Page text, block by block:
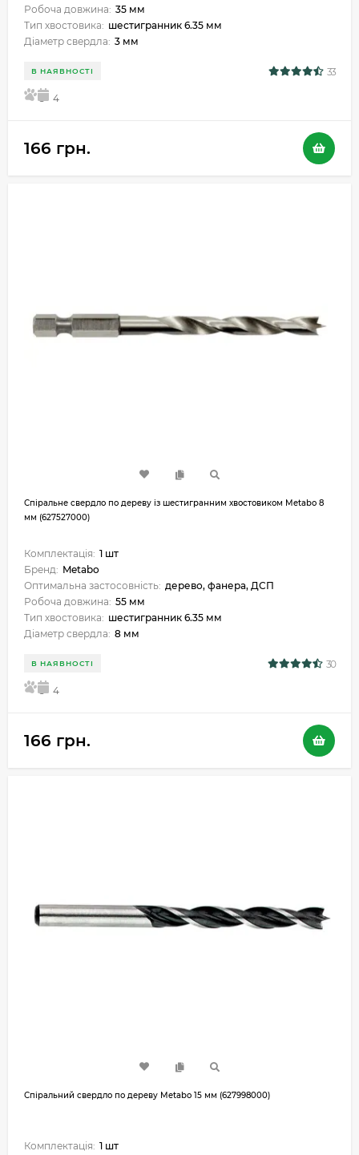
Робоча довжина: 35 мм
Тип хвостовика: шестигранник 6.35 мм
Діаметр свердла: 3 мм
В НАЯВНОСТІ 33
5 4
166 грн.
Спіральне свердло по дереву із шестигранним хвостовиком Metabo 8
мм (627527000)
Комплектація: 1 шт
Бренд: Metabo
Оптимальна застосовність: дерево, фанера, ДСП
Робоча довжина: 55 мм
Тип хвостовика: шестигранник 6.35 мм
Діаметр свердла: 8 мм
В НАЯВНОСТІ 30
5 4
166 грн.
Спіральний свердло по дереву Metabo 15 мм (627998000)
Комплектація: 1 шт